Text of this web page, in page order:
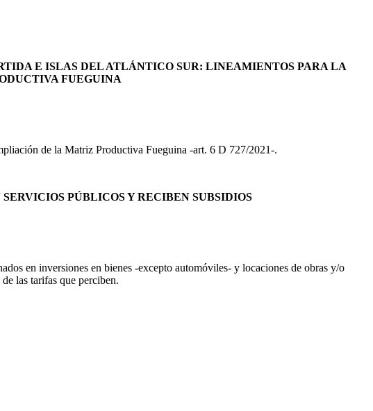
E ISLAS DEL ATLÁNTICO SUR: LINEAMIENTOS PARA LA
FUEGUINA
de la Matriz Productiva Fueguina -art. 6 D 727/2021-.
PÚBLICOS Y RECIBEN SUBSIDIOS
en inversiones en bienes -excepto automóviles- y locaciones de obras y/o
las tarifas que perciben.